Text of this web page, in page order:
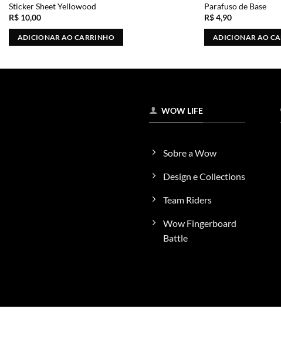
Sticker Sheet Yellowood
R$10,00
ADICIONAR AO CARRINHO
Parafuso de Base
R$4,90
ADICIONAR AO
WOW LIFE
Sobre a Wow
Design e Collections
Team Riders
Wow Fingerboard
Battle